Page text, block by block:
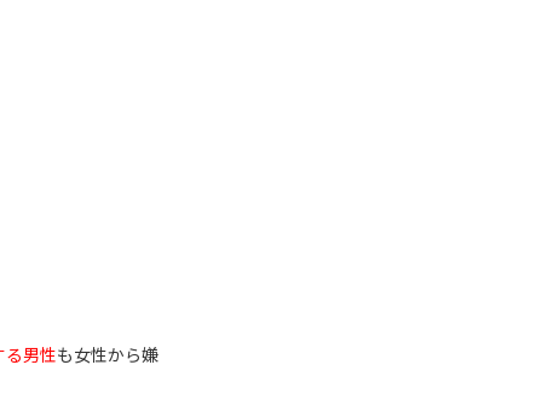
男性も女性から嫌